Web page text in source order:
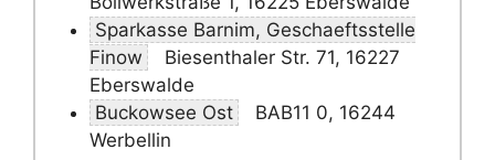
Sparkasse Barnim, Geschaeftsstelle
Finow
Biesenthaler Str. 71, 16227
Eberswalde
Buckowsee Ost
BAB11 0, 16244
Werbellin